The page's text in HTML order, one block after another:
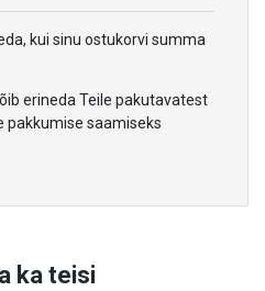
kui sinu ostukorvi summa
erineda Teile pakutavatest
pakkumise saamiseks
ka teisi